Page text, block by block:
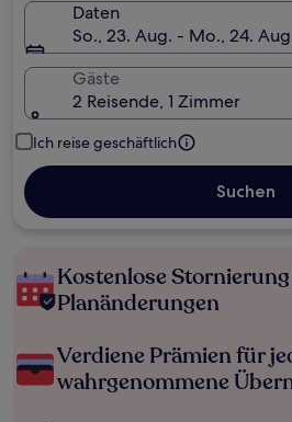
Daten
So., 23. Aug. - Mo., 24.
Gäste
2 Reisende, 1 Zimmer
Ich reise geschäftlich
Suchen
Kostenlose
Planänderungen
Verdiene Prämien für
wahrgenommene